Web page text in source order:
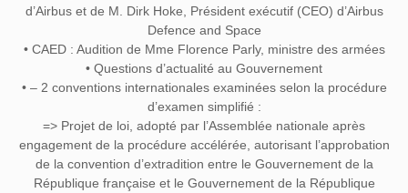
d’Airbus et de M. Dirk Hoke, Président exécutif (CEO) d’Airbus
Defence and Space
• CAED : Audition de Mme Florence Parly, ministre des armées
• Questions d’actualité au Gouvernement
• – 2 conventions internationales examinées selon la procédure
d’examen simplifié :
=> Projet de loi, adopté par l’Assemblée nationale après
engagement de la procédure accélérée, autorisant l’approbation
de la convention d’extradition entre le Gouvernement de la
République française et le Gouvernement de la République